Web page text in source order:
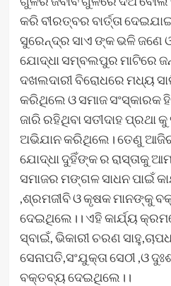
କରି ବୀରତ୍ବର ବାର୍ତ୍ତା
ସୁରେନ୍ଦ୍ର ସାଏ ଙ୍କ ଭଳି ଜଣେ
ଯୋଦ୍ଧା ସମ୍ବଲପୁର ମାଟିରେ
ଦଖଲଦାରୀ ବିରୋଧରେ ମଧ୍ୟ
କରିଥିଲେ ଓ ସମାଜ ସଂସ୍କାରକ
ଜାରି ରହିଥିବା ସତୀଦାହ ପ୍ରଥା
ଅଭିଯାନ କରିଥିଲେ। ତେଣୁ
ଯୋଦ୍ଧା ଦୁହିଁଙ୍କ ର ରାସ୍ତାକୁ
ସମାଜର ମଙ୍ଗଳ ସାଧନ ପାଇଁ
,ଶ୍ରମଜୀବି ଓ କୃଷକ ମାନଙ୍କୁ
ଦେଇଥିଲେ।। ଏହି କାର୍ଯ୍ୟ
ସ୍ବାଇଁ, ଭିକାରୀ ଚରଣ
ସେନାପତି,ସଂଯୁକ୍ତା ସେଠୀ ,ଓ
ବକ୍ତବ୍ୟ ଦେଇଥିଲେ।।